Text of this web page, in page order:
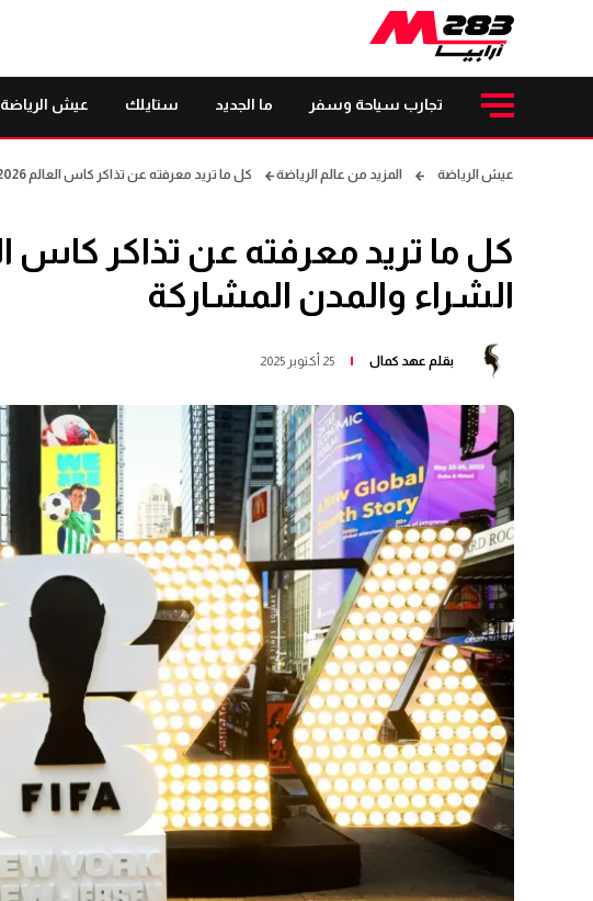
تجارب سياحة وسفر ما الجديد ستايلك عيش الرياضة
عيش الرياضة المزيد من عالم الرياضة كل ما تريد معرفته عن تذاكر كاس العالم 2026 موعد الشراء والمدن المشاركة
الشراء والمدن المشاركة
بقلم عهد كمال 25 أكتوبر 2025